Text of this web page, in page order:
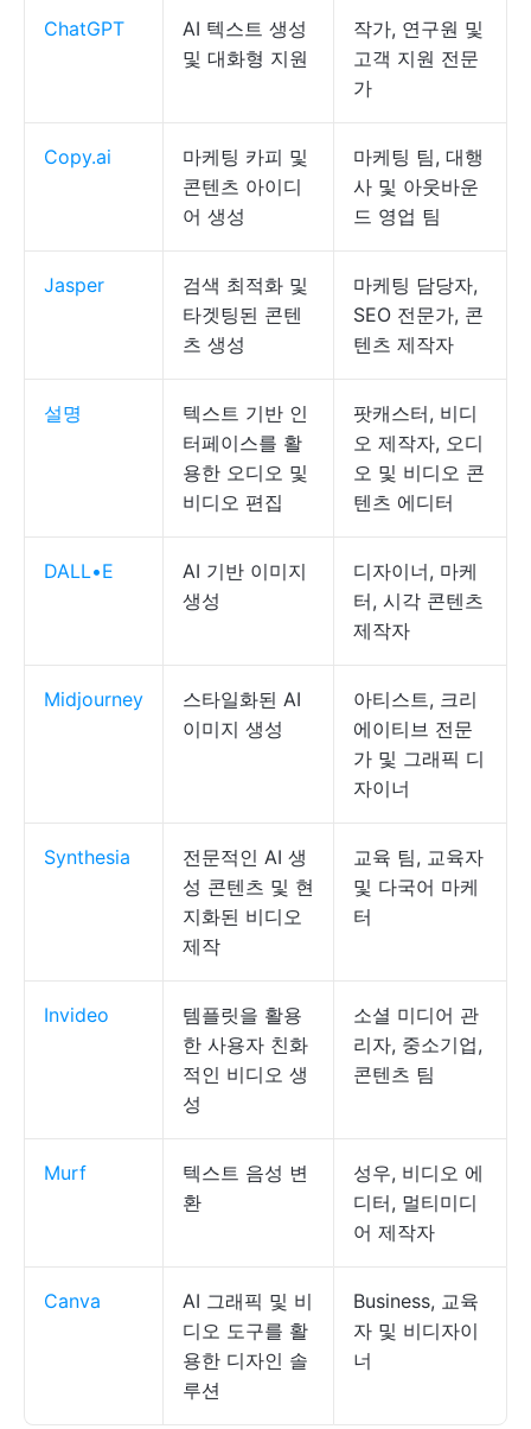
ChatGPT
AI 텍스트 생성
및 대화형 지원
작가, 연구원 및
고객 지원 전문
가
Copy.ai
마케팅 카피 및
콘텐츠 아이디
어 생성
마케팅 팀, 대행
사 및 아웃바운
드 영업 팀
Jasper
검색 최적화 및
타겟팅된 콘텐
츠 생성
마케팅 담당자,
SEO 전문가, 콘
텐츠 제작자
설명
텍스트 기반 인
터페이스를 활
용한 오디오 및
비디오 편집
팟캐스터, 비디
오 제작자, 오디
오 및 비디오 콘
텐츠 에디터
DALL•E
AI 기반 이미지
생성
디자이너, 마케
터, 시각 콘텐츠
제작자
Midjourney
스타일화된 AI
이미지 생성
아티스트, 크리
에이티브 전문
가 및 그래픽 디
자이너
Synthesia
전문적인 AI 생
성 콘텐츠 및 현
지화된 비디오
제작
교육 팀, 교육자
및 다국어 마케
터
Invideo
템플릿을 활용
한 사용자 친화
적인 비디오 생
성
소셜 미디어 관
리자, 중소기업,
콘텐츠 팀
Murf
텍스트 음성 변
환
성우, 비디오 에
디터, 멀티미디
어 제작자
Canva
AI 그래픽 및 비
디오 도구를 활
용한 디자인 솔
루션
Business, 교육
자 및 비디자이
너